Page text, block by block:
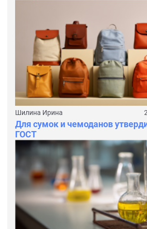
Шилина Ирина
Для сумок и чемоданов
ГОСТ